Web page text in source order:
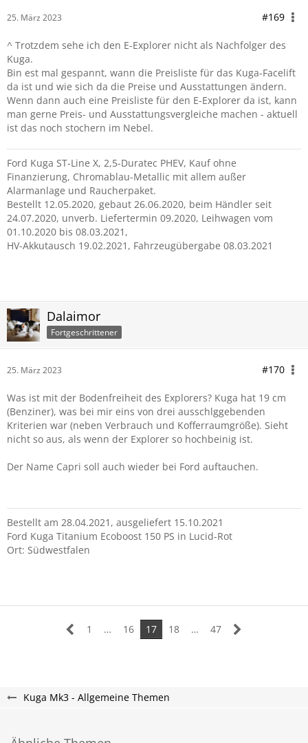
25. März 2023 #169
^ Trotzdem sehe ich den E-Explorer nicht als Nachfolger des
Kuga.
Bin est mal gespannt, wann die Preisliste für das Kuga-Facelift
da ist und wie sich da die Preise und Ausstattungen ändern.
Wenn dann auch eine Preisliste für den E-Explorer da ist, kann
man gerne Preis- und Ausstattungsvergleiche machen - aktuell
ist das noch stochern im Nebel.
Ford Kuga ST-Line X, 2,5-Duratec PHEV, Kauf ohne
Finanzierung, Chromablau-Metallic mit allem außer
Alarmanlage und Raucherpaket.
Bestellt 12.05.2020, gebaut 26.06.2020, beim Händler seit
24.07.2020, unverb. Liefertermin 09.2020, Leihwagen vom
01.10.2020 bis 08.03.2021,
HV-Akkutausch 19.02.2021, Fahrzeugübergabe 08.03.2021
Dalaimor
Fortgeschrittener
25. März 2023 #170
Was ist mit der Bodenfreiheit des Explorers? Kuga hat 19 cm
(Benziner), was bei mir eins von drei ausschlggebenden
Kriterien war (neben Verbrauch und Kofferraumgröße). Sieht
nicht so aus, als wenn der Explorer so hochbeinig ist.
Der Name Capri soll auch wieder bei Ford auftauchen.
Bestellt am 28.04.2021, ausgeliefert 15.10.2021
Ford Kuga Titanium Ecoboost 150 PS in Lucid-Rot
Ort: Südwestfalen
1 … 16 17 18 … 47
Kuga Mk3 - Allgemeine Themen